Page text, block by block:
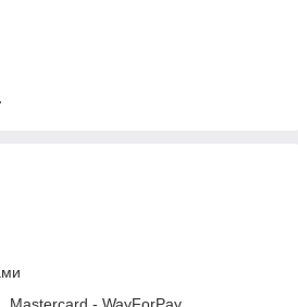
Mastercard - WayForPay